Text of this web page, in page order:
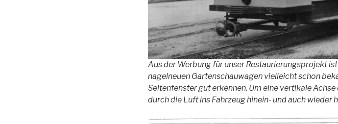
Aus der Werbung für unser Restaurierungsprojekt
nagelneuen Gartenschauwagen vielleicht schon
Seitenfenster gut erkennen. Um eine vertikale
durch die Luft ins Fahrzeug hinein- und auch wieder